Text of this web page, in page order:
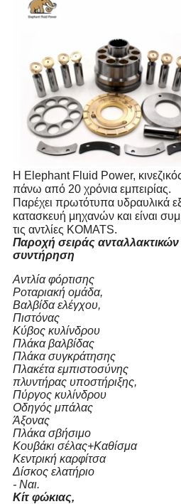
Η Elephant Fluid Power,
πάνω από 20 χρόνια εμπειρίας.
Παρέχει πρωτότυπα υδραυλικά
κατασκευή μηχανών και είναι
τις αντλίες KOMATS.
Παροχή σειράς ανταλλακτικών
συντήρηση
Αντλία φόρτισης
Ροταριακή ομάδα,
Βαλβίδα ελέγχου,
Πιστόνας
Κύβος κυλίνδρου
Πλάκα βαλβίδας
Πλάκα συγκράτησης
Πλακέτα εμπιστοσύνης
πλυντήρας υποστήριξης,
Πύργος κυλίνδρου
Οδηγός μπάλας
Άξονας
Πλάκα σβήσιμο
Κουβάκι σέλας+Καθίσμα
Κεντρική καρφίτσα
Δίσκος ελατήριο
- Ναι.
Κίτ φώκιας,